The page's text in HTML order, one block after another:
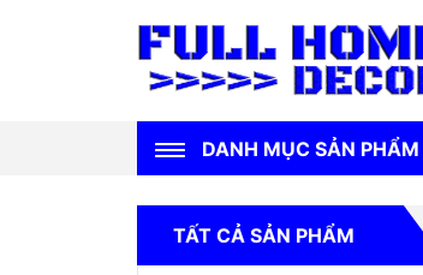
DANH MỤC SẢN PHẨM
QUÀ TẶNG Ý NGHĨA
TẤT CẢ SẢN PHẨM